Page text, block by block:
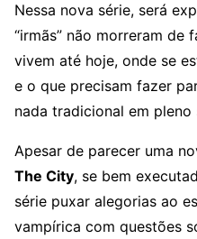
Nessa nova série, será
“irmãs” não morreram de
vivem até hoje, onde se
e o que precisam fazer
nada tradicional em pleno
Apesar de parecer uma
The City, se bem
série puxar alegorias ao
vampírica com questões